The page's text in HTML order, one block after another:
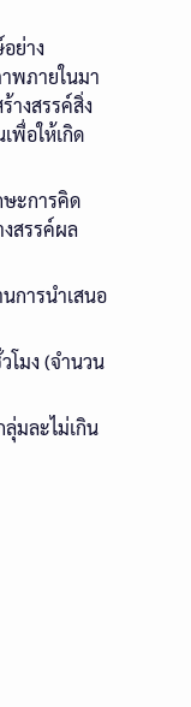
ย่าง
พภายในมา
างสรรค์สิ่ง
พื่อให้เกิด
ะการคิด
สรรค์ผล
การนำเสนอ
โมง (จำนวน
มละไม่เกิน